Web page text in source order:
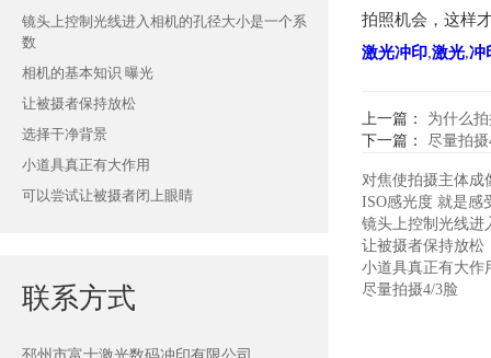
镜头上控制光线进入相机的孔径大小是一个系
数
相机的基本知识 曝光
让被摄者保持放松
选择干净背景
小道具真正有大作用
可以尝试让被摄者闭上眼睛
联系方式
拍照机会，这样
激光冲印,激光,冲
上一篇： 为什么
下一篇： 尽量拍
对焦使拍摄主体成
ISO感光度 就是感
镜头上控制光线进
让被摄者保持放松
小道具真正有大作
尽量拍摄4/3脸